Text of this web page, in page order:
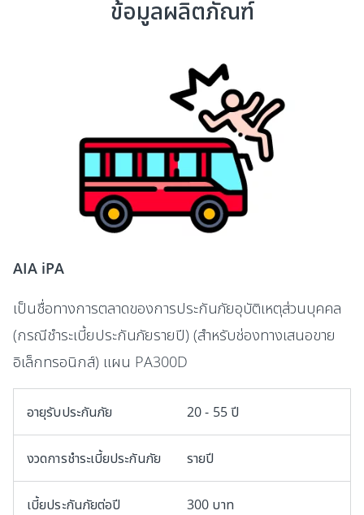
ข้อมูลผลิตภัณฑ์
AIA iPA
เป็นชื่อทางการตลาดของการประกันภัยอุบัติเหตุส่วนบุคคล
(กรณีชำระเบี้ยประกันภัยรายปี) (สำหรับช่องทางเสนอขาย
อิเล็กทรอนิกส์) แผน PA300D
อายุรับประกันภัย 20 - 55 ปี
งวดการชำระเบี้ยประกันภัย รายปี
เบี้ยประกันภัยต่อปี 300 บาท